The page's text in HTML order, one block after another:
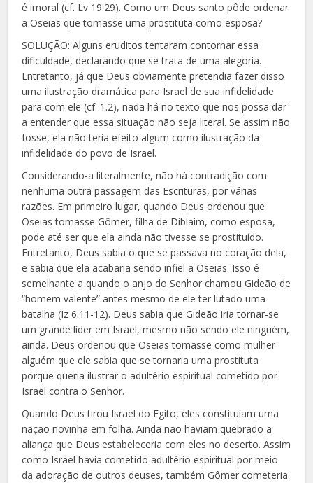
é imoral (cf. Lv 19.29). Como um Deus santo pôde ordenar
a Oseias que tomasse uma prostituta como esposa?
SOLUÇÃO: Alguns eruditos tentaram contornar essa
dificuldade, declarando que se trata de uma alegoria.
Entretanto, já que Deus obviamente pretendia fazer disso
uma ilustração dramática para Israel de sua infidelidade
para com ele (cf. 1.2), nada há no texto que nos possa dar
a entender que essa situação não seja literal. Se assim não
fosse, ela não teria efeito algum como ilustração da
infidelidade do povo de Israel.
Considerando-a literalmente, não há contradição com
nenhuma outra passagem das Escrituras, por várias
razões. Em primeiro lugar, quando Deus ordenou que
Oseias tomasse Gômer, filha de Diblaim, como esposa,
pode até ser que ela ainda não tivesse se prostituído.
Entretanto, Deus sabia o que se passava no coração dela,
e sabia que ela acabaria sendo infiel a Oseias. Isso é
semelhante a quando o anjo do Senhor chamou Gideão de
“homem valente” antes mesmo de eleter lutado uma
batalha (Iz 6.11-12). Deus sabia que Gideão iria tornar-se
um grande líder em Israel, mesmo não sendo ele ninguém,
ainda. Deus ordenou que Oseias tomasse como mulher
alguém que ele sabia que se tornaria uma prostituta
porque queria ilustrar o adultério espiritual cometido por
Israel contra o Senhor.
Quando Deus tirou Israel do Egito, eles constituíam uma
nação novinha em folha. Ainda não haviam quebrado a
aliança que Deus estabeleceria com eles no deserto. Assim
como Israel havia cometido adultério espiritual por meio
da adoração de outros deuses, também Gômer cometeria